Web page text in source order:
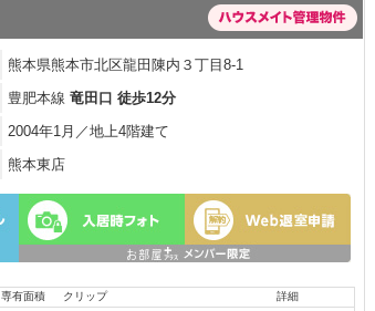
熊本県熊本市北区龍田陳内３丁目8-1
豊肥本線 竜田口 徒歩12分
2004年1月／地上4階建て
熊本東店
専有面積 クリップ 詳細